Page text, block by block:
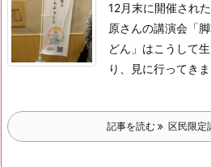
12月末に開催された
原さんの講演会 「
どん」はこうして生
り、見に行ってき
記事を読む 区民限定